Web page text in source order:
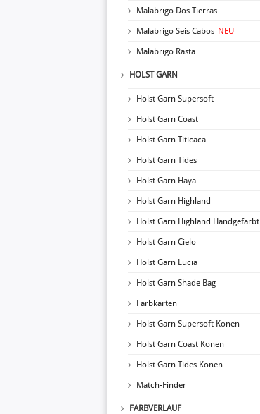
Malabrigo Dos Tierras
Malabrigo Seis Cabos NEU
Malabrigo Rasta
HOLST GARN
Holst Garn Supersoft
Holst Garn Coast
Holst Garn Titicaca
Holst Garn Tides
Holst Garn Haya
Holst Garn Highland
Holst Garn Highland Handgefärbt
Holst Garn Cielo
Holst Garn Lucia
Holst Garn Shade Bag
Farbkarten
Holst Garn Supersoft Konen
Holst Garn Coast Konen
Holst Garn Tides Konen
Match-Finder
FARBVERLAUF